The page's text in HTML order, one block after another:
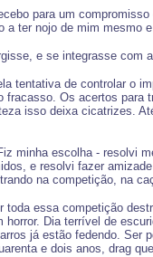
para um
ter nojo de mim mesmo
e se integrasse com
tentativa de controlar o
Os acertos
isso deixa cicatrizes.
minha escolha - resolvi
e resolvi fazer
na competição, na
essa competição
Dia terrível de
já estão fedendo. Ser
e dois anos, drag